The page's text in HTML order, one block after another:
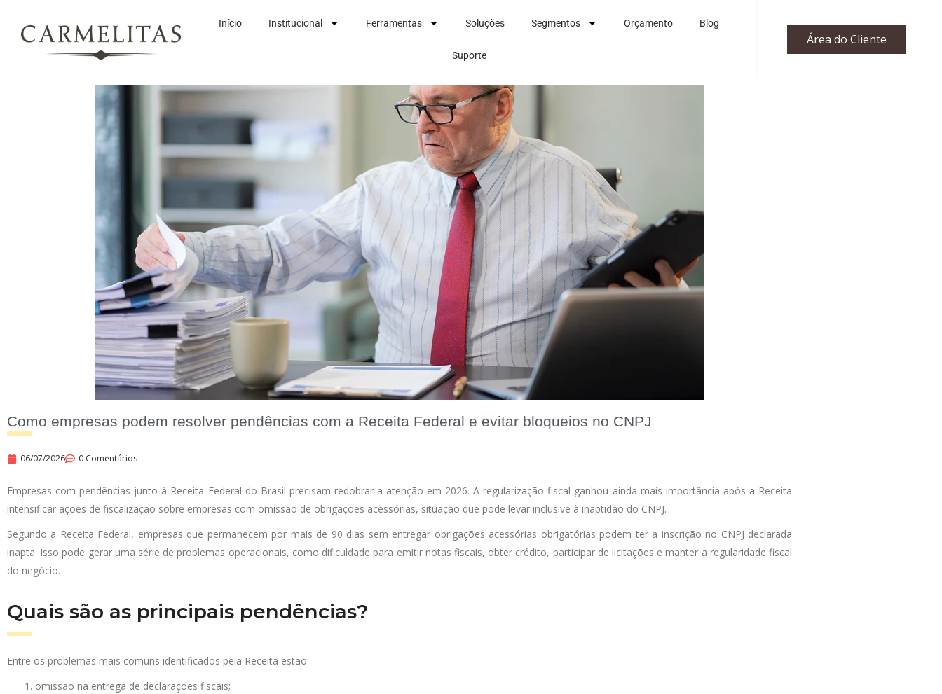
Início Institucional Ferramentas Soluções Segmentos Orçamento Blog
Suporte
Área do Cliente
Como empresas podem resolver pendências com a Receita Federal e evitar bloqueios no CNPJ
06/07/2026 0 Comentários
Empresas com pendências junto à Receita Federal do Brasil precisam redobrar a atenção em 2026. A regularização fiscal ganhou ainda mais importância após a Receita
intensificar ações de fiscalização sobre empresas com omissão de obrigações acessórias, situação que pode levar inclusive à inaptidão do CNPJ.
Segundo a Receita Federal, empresas que permanecem por mais de 90 dias sem entregar obrigações acessórias obrigatórias podem ter a inscrição no CNPJ declarada
inapta. Isso pode gerar uma série de problemas operacionais, como dificuldade para emitir notas fiscais, obter crédito, participar de licitações e manter a regularidade fiscal
do negócio.
Quais são as principais pendências?
Entre os problemas mais comuns identificados pela Receita estão:
omissão na entrega de declarações fiscais;